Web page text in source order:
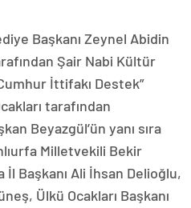
Başkanı Zeynel Abidin
Şair Nabi Kültür
İttifakı Destek”
tarafından
Beyazgül’ün yanı sıra
Milletvekili Bekir
İl Başkanı Ali İhsan Delioğlu,
Ülkü Ocakları Başkanı